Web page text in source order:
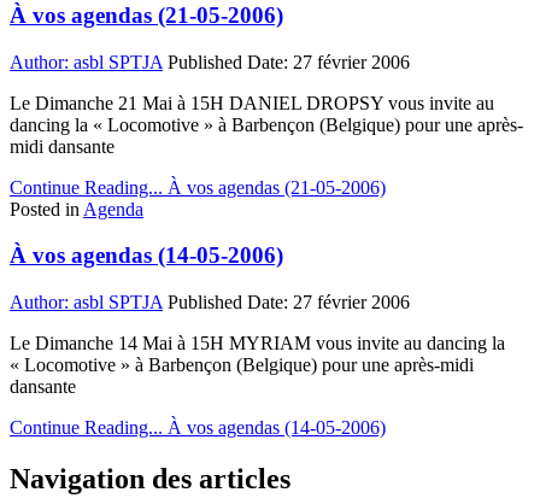
À vos agendas (21-05-2006)
Author: asbl SPTJA Published Date: 27 février 2006
Le Dimanche 21 Mai à 15H DANIEL DROPSY vous invite au
dancing la « Locomotive » à Barbençon (Belgique) pour une après-
midi dansante
Continue Reading... À vos agendas (21-05-2006)
Posted in Agenda
À vos agendas (14-05-2006)
Author: asbl SPTJA Published Date: 27 février 2006
Le Dimanche 14 Mai à 15H MYRIAM vous invite au dancing la
« Locomotive » à Barbençon (Belgique) pour une après-midi
dansante
Continue Reading... À vos agendas (14-05-2006)
Navigation des articles